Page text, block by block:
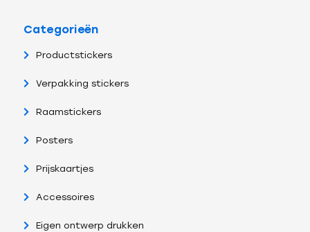
Categorieën
Productstickers
Verpakking stickers
Raamstickers
Posters
Prijskaartjes
Accessoires
Eigen ontwerp drukken